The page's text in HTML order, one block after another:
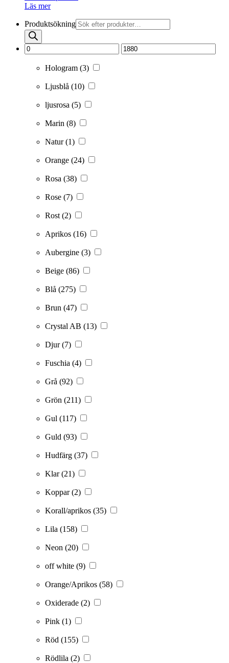
Läs mer
Produktsökning
Hologram (3)
Ljusblå (10)
ljusrosa (5)
Marin (8)
Natur(1)
Orange (24)
Rosa (38)
Rose (7)
Rost (2)
Aprikos (16)
Aubergine (3)
Beige (86)
Blå (275)
Brun (47)
Crystal AB (13)
Djur(7)
Fuschia (4)
Grå (92)
Grön (211)
Gul (117)
Guld (93)
Hudfärg (37)
Klar(21)
Koppar(2)
Korall/aprikos (35)
Lila (158)
Neon (20)
off white (9)
Orange/Aprikos (58)
Oxiderade (2)
Pink (1)
Röd (155)
Rödlila (2)